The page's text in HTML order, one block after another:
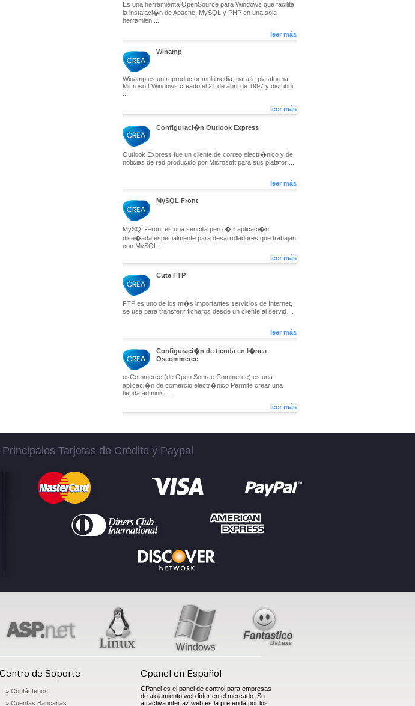
Es una herramienta OpenSource para Windows que facilita
la instalaci�n de Apache, MySQL y PHP en una sola
herramien ...
leer más
Winamp
Winamp es un reproductor multimedia, para la plataforma
Microsoft Windows creado el 21 de abril de 1997 y distribui
leer más
Configuraci�n Outlook Express
Outlook Express fue un cliente de correo electr�nico y de
noticias de red producido por Microsoft para sus platafor ...
leer más
MySQL Front
MySQL-Front es una sencilla pero �til aplicaci�n
dise�ada especialmente para desarrolladores que trabajan
con MySQL ...
leer más
Cute FTP
FTP es uno de los m�s importantes servicios de Internet,
se usa para transferir ficheros desde un cliente al servid ...
leer más
Configuraci�n de tienda en l�nea
Oscommerce
osCommerce (de Open Source Commerce) es una
aplicaci�n de comercio electr�nico Permite crear una
tienda administ ...
leer más
Tarjetas de Crédito y Paypal
Centro de Soporte
» Contáctenos
» Cuentas Bancarias
Cpanel en Español
CPanel es el panel de control para empresas
de alojamiento web líder en el mercado. Su
atractiva interfaz web es la preferida por los